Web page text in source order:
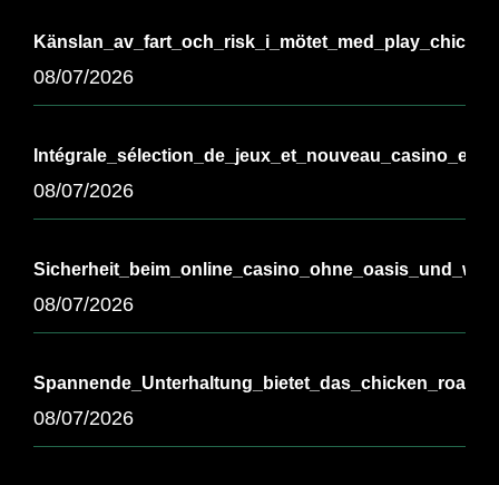
08/07/2026
08/07/2026
08/07/2026
08/07/2026